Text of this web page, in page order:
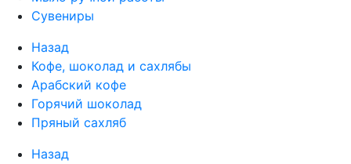
Сувениры
Назад
Кофе, шоколад и сахлябы
Арабский кофе
Горячий шоколад
Пряный сахляб
Назад